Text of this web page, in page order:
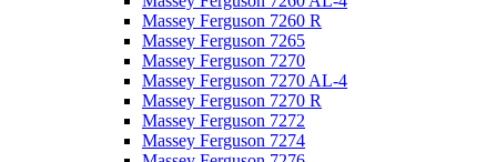
Massey Ferguson 7260 R
Massey Ferguson 7265
Massey Ferguson 7270
Massey Ferguson 7270 AL-4
Massey Ferguson 7270 R
Massey Ferguson 7272
Massey Ferguson 7274